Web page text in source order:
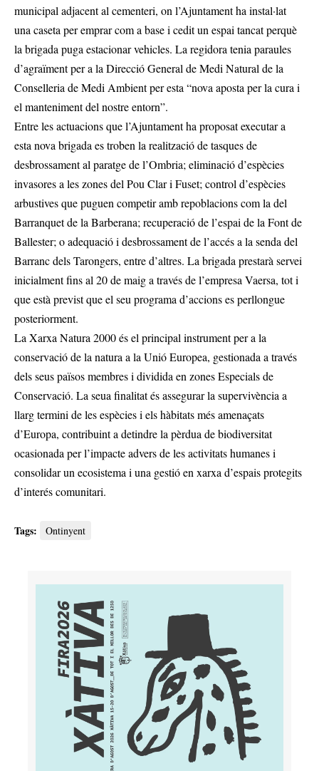
municipal adjacent al cementeri, on l’Ajuntament ha instal·lat
una caseta per emprar com a base i cedit un espai tancat perquè
la brigada puga estacionar vehicles. La regidora tenia paraules
d’agraïment per a la Direcció General de Medi Natural de la
Conselleria de Medi Ambient per esta “nova aposta per la cura i
el manteniment del nostre entorn”.
Entre les actuacions que l’Ajuntament ha proposat executar a
esta nova brigada es troben la realització de tasques de
desbrossament al paratge de l’Ombria; eliminació d’espècies
invasores a les zones del Pou Clar i Fuset; control d’espècies
arbustives que puguen competir amb repoblacions com la del
Barranquet de la Barberana; recuperació de l’espai de la Font de
Ballester; o adequació i desbrossament de l’accés a la senda del
Barranc dels Tarongers, entre d’altres. La brigada prestarà servei
inicialment fins al 20 de maig a través de l’empresa Vaersa, tot i
que està previst que el seu programa d’accions es perllongue
posteriorment.
La Xarxa Natura 2000 és el principal instrument per a la
conservació de la natura a la Unió Europea, gestionada a través
dels seus països membres i dividida en zones Especials de
Conservació. La seua finalitat és assegurar la supervivència a
llarg termini de les espècies i els hàbitats més amenaçats
d’Europa, contribuint a detindre la pèrdua de biodiversitat
ocasionada per l’impacte advers de les activitats humanes i
consolidar un ecosistema i una gestió en xarxa d’espais protegits
d’interés comunitari.
Tags: Ontinyent